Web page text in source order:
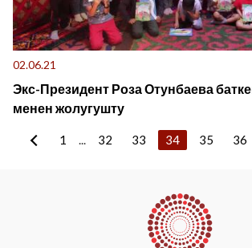
02.06.21
Экс-Президент Роза Отунбаева
менен жолугушту
1 ... 32 33 34 35 36